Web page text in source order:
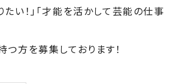
い！」「才能を活かして芸能の仕事
つ方を募集しております！